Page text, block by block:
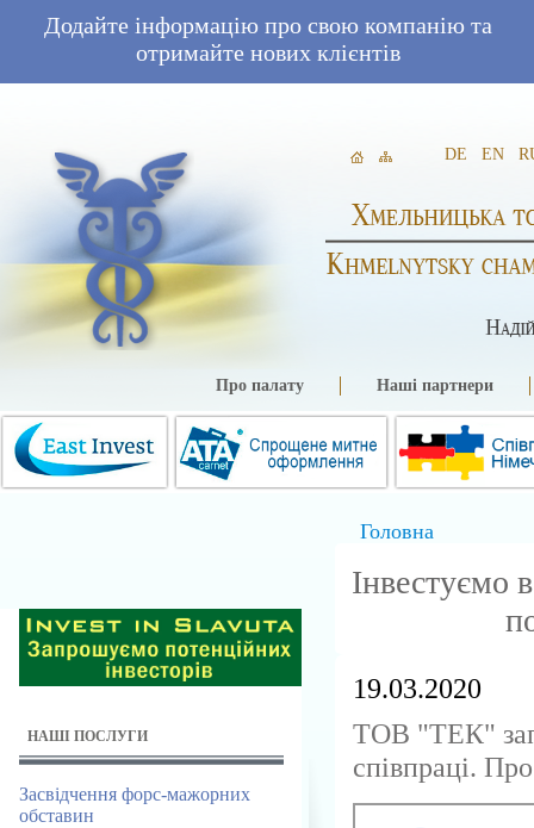
Додайте інформацію про свою компанію та
отримайте нових клієнтів
DE EN
Про палату Наші партнери
Головна
19.03.2020
ТОВ "ТЕК"
співпраці.
НАШІ ПОСЛУГИ
Засвідчення форс-мажорних
обставин